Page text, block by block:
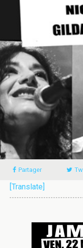
Partager
[Translate]